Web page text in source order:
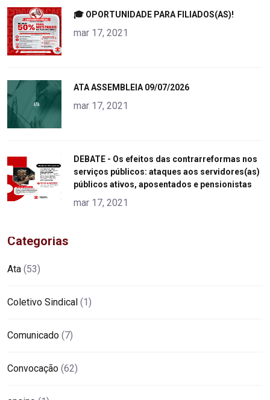
alt="product">
🎓 OPORTUNIDADE PARA FILIADOS(AS)!
mar 17, 2021
alt="product">
ATA ASSEMBLEIA 09/07/2026
mar 17, 2021
alt="product">
DEBATE - Os efeitos das contrarreformas nos
serviços públicos: ataques aos servidores(as)
públicos ativos, aposentados e pensionistas
mar 17, 2021
Categorias
Ata (53)
Coletivo Sindical (1)
Comunicado (7)
Convocação (62)